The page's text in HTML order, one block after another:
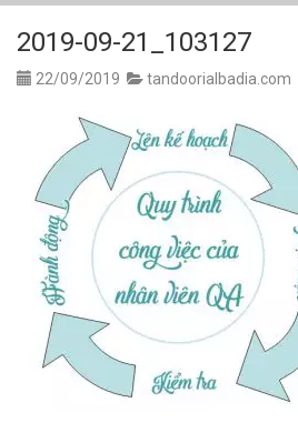
2019-09-21_103127
22/09/2019 tandoorialbadia.com